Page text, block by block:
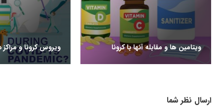
ویتامین ها و مقابله آنها با کرونا ویروس کرونا و مراکز
ارسال نظر شما